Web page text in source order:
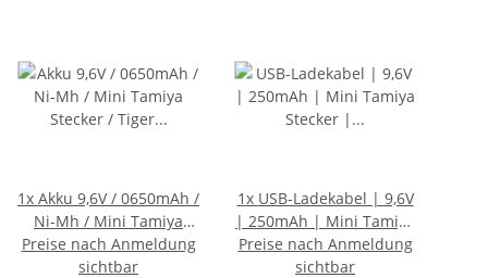
1x Akku 9,6V / 0650mAh /
Ni-Mh / Mini Tamiya
Stecker / Tiger 1, diverse
Panzer
Preise nach Anmeldung
sichtbar
1x USB-Ladekabel | 9,6V
| 250mAh | Mini Tamiya
Stecker | Tiger 1, T34 ,
diverse Panzer
Preise nach Anmeldung
sichtbar